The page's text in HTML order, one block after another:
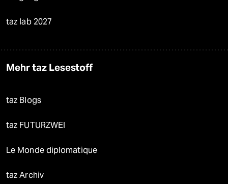
taz lab 2027
Mehr taz Lesestoff
taz Blogs
taz FUTURZWEI
Le Monde diplomatique
taz Archiv